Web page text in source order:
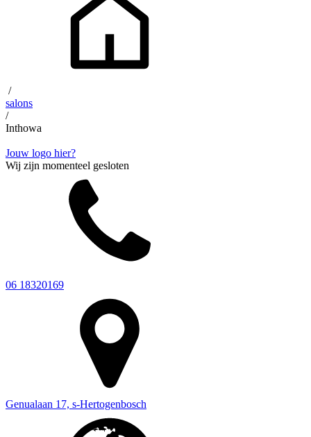
/
salons
/
Inthowa
Jouw logo hier?
Wij zijn momenteel gesloten
06 18320169
Genualaan 17, s-Hertogenbosch